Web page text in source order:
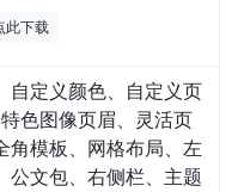
此下载
自定义颜色、自定义页
色图像页眉、灵活页
角模板、网格布局、左
公文包、右侧栏、主题